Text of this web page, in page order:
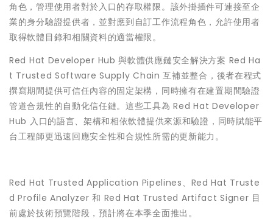
角色，管理使用者對於入口的存取權限。該外掛插件可連接至企
業的身分驗證提供者，並對應到自訂工作流程角色，允許使用者
取得軟體目錄和相關資料的適當權限。
Red Hat Developer Hub 與軟體供應鏈安全解決方案 Red Ha
t Trusted Software Supply Chain 互補並整合，後者在程式
撰寫期間提供可信任內容的固定架構，同時擁有在建置期間驗證
管道合規性的自動化信任鏈。這些工具為 Red Hat Developer
Hub 入口的語言、架構和相依軟體提供來源和驗證，同時賦能平
台工程師更迅速回應安全性和合規性所需的更新能力。
Red Hat Trusted Application Pipelines、Red Hat Truste
d Profile Analyzer 和 Red Hat Trusted Artifact Signer 目
前處於技術預覽階段，預計將在本季全面推出。